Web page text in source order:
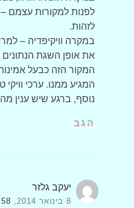
לפנות למקורות עצמם
לזהות.
במקרה וויקיפדיה –
את אופן השגת
המקור הזה כבעל
המגיע ממנו. ערכי
נוסף, ברגע שיש ענין
הגב
יעקב גלזר
8 בינואר 2014,